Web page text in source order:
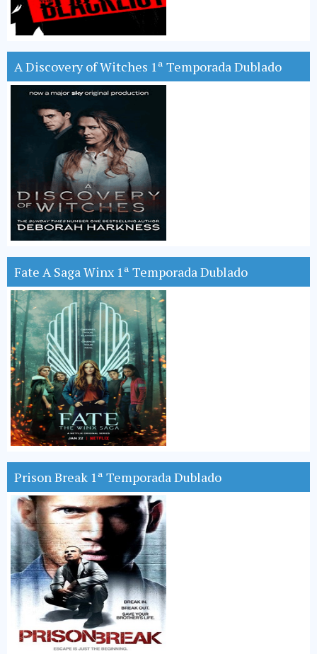
A Discovery of Witches 1ª Temporada Dublado
Fate A Saga Winx 1ª Temporada Dublado
Prison Break 1ª Temporada Dublado